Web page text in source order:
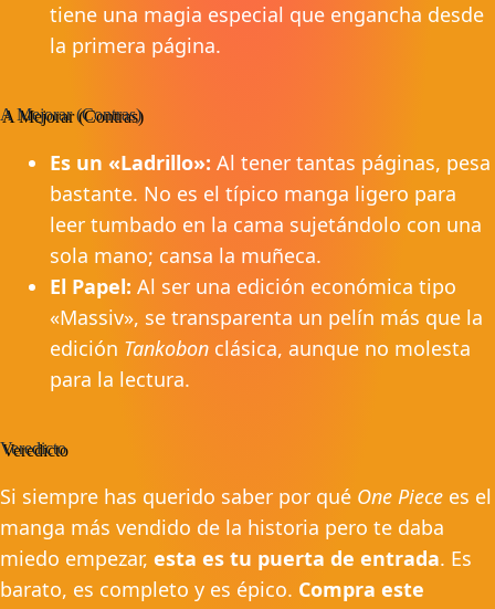
tiene una magia especial que engancha desde
la primera página.
A Mejorar (Contras)
Es un «Ladrillo»: Al tener tantas páginas, pesa
bastante. No es el típico manga ligero para
leer tumbado en la cama sujetándolo con una
sola mano; cansa la muñeca.
El Papel: Al ser una edición económica tipo
«Massiv», se transparenta un pelín más que la
edición Tankobon clásica, aunque no molesta
para la lectura.
Veredicto
Si siempre has querido saber por qué One Piece es el
manga más vendido de la historia pero te daba
miedo empezar, esta es tu puerta de entrada. Es
barato, es completo y es épico. Compra este